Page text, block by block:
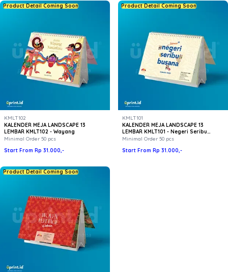
Product Detail Coming Soon
KMLT102
KALENDER MEJA LANDSCAPE 13
LEMBAR KMLT102 - Wayang
Minimal Order 50 pcs
Start From Rp 31.000,-
Product Detail Coming Soon
KMLT101
KALENDER MEJA LANDSCAPE 13
LEMBAR KMLT101 - Negeri Seribu
Busana
Minimal Order 50 pcs
Start From Rp 31.000,-
Product Detail Coming Soon